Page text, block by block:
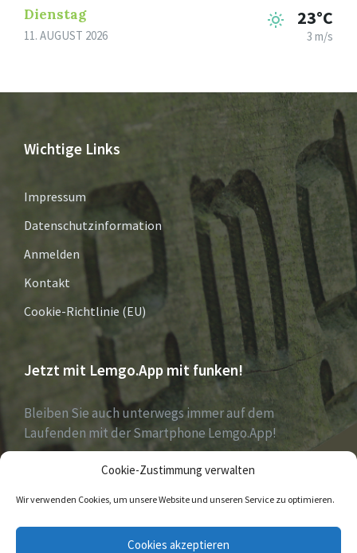
Cookie-Zustimmung verwalten
Wir verwenden Cookies, um unsere Website und unseren Service zu optimieren.
Cookies akzeptieren
Dienstag
11. AUGUST 2026
23°C
3 m/s
Wichtige Links
Impressum
Datenschutzinformation
Anmelden
Kontakt
Cookie-Richtlinie (EU)
Jetzt mit Lemgo.App mit funken!
Bleiben Sie auch unterwegs immer auf dem
Laufenden mit der Smartphone Lemgo.App!
Jetzt laden für iOS & Android
Facebook Twitter